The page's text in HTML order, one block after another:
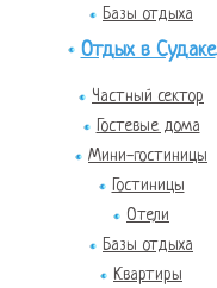
Базы отдыха
Отдых в Судаке
Частный сектор
Гостевые дома
Мини-гостиницы
Гостиницы
Отели
Базы отдыха
Квартиры